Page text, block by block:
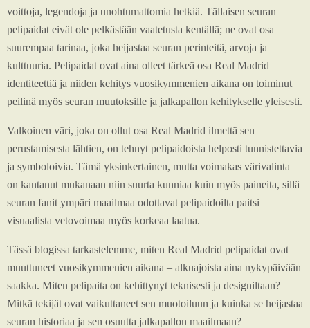
voittoja, legendoja ja unohtumattomia hetkiä. Tällaisen seuran
pelipaidat eivät ole pelkästään vaatetusta kentällä; ne ovat osa
suurempaa tarinaa, joka heijastaa seuran perinteitä, arvoja ja
kulttuuria. Pelipaidat ovat aina olleet tärkeä osa Real Madrid
identiteettiä ja niiden kehitys vuosikymmenien aikana on toiminut
peilinä myös seuran muutoksille ja jalkapallon kehitykselle yleisesti.
Valkoinen väri, joka on ollut osa Real Madrid ilmettä sen
perustamisesta lähtien, on tehnyt pelipaidoista helposti tunnistettavia
ja symboloivia. Tämä yksinkertainen, mutta voimakas värivalinta
on kantanut mukanaan niin suurta kunniaa kuin myös paineita, sillä
seuran fanit ympäri maailmaa odottavat pelipaidoilta paitsi
visuaalista vetovoimaa myös korkeaa laatua.
Tässä blogissa tarkastelemme, miten Real Madrid pelipaidat ovat
muuttuneet vuosikymmenien aikana – alkuajoista aina nykypäivään
saakka. Miten pelipaita on kehittynyt teknisesti ja designiltaan?
Mitkä tekijät ovat vaikuttaneet sen muotoiluun ja kuinka se heijastaa
seuran historiaa ja sen osuutta jalkapallon maailmaan?